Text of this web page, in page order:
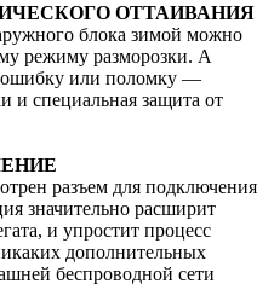
ОТТАИВАНИЯ
блока зимой можно
режиму разморозки. А
ошибку или поломку —
и специальная защита от
разъем для подключения
значительно расширит
и упростит процесс
дополнительных
беспроводной сети